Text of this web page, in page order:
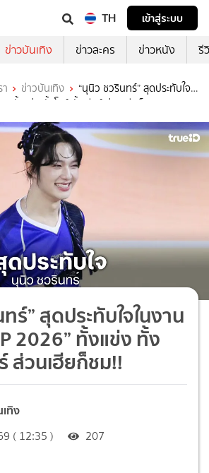
TH
เข้าสู่ระบบ
ข่าวบันเทิง ข่าวละคร ข่าวหนัง รี
ข่าวบันเทิง
“นุนิว ชวรินทร์” สุดประทับใจ
ทั้งแข่ง ทั้งโชว์ ทั้งเชียร์ ส่วนเฮียก็ชม!!
ร์” สุดประทับใจในงาน
2026” ทั้งแข่ง ทั้ง
ส่วนเฮียก็ชม!!
ทิง
( 12:35 ) 207